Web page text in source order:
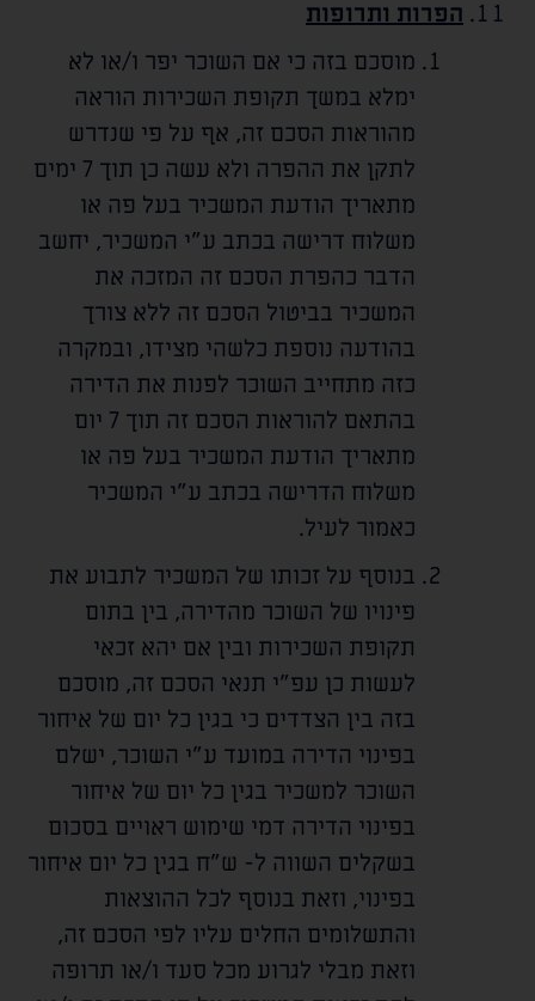
הפרות ותרופות
מוסכם בזה כי אם השוכר יפר ו/או לא
ימלא במשך תקופת השכירות הוראה
מהוראות הסכם זה, אף על פי שנדרש
לתקן את ההפרה ולא עשה כן תוך 7 ימים
מתאריך הודעת המשכיר בעל פה או
משלוח דרישה בכתב ע"י המשכיר, יחשב
הדבר כהפרת הסכם זה המזכה את
המשכיר בביטול הסכם זה ללא צורך
בהודעה נוספת כלשהי מצידו, ובמקרה
כזה מתחייב השוכר לפנות את הדירה
בהתאם להוראות הסכם זה תוך 7 יום
מתאריך הודעת המשכיר בעל פה או
משלוח הדרישה בכתב ע"י המשכיר
כאמור לעיל.
בנוסף על זכותו של המשכיר לתבוע את
פינויו של השוכר מהדירה, בין בתום
תקופת השכירות ובין אם יהא זכאי
לעשות כן עפ"י תנאי הסכם זה, מוסכם
בזה בין הצדדים כי בגין כל יום של איחור
בפינוי הדירה במועד ע"י השוכר, ישלם
השוכר למשכיר בגין כל יום של איחור
בפינוי הדירה דמי שימוש ראויים בסכום
בשקלים השווה ל- ש"ח בגין כל יום איחור
בפינוי, וזאת בנוסף לכל ההוצאות
והתשלומים החלים עליו לפי הסכם זה,
וזאת מבלי לגרוע מכל סעד ו/או תרופה